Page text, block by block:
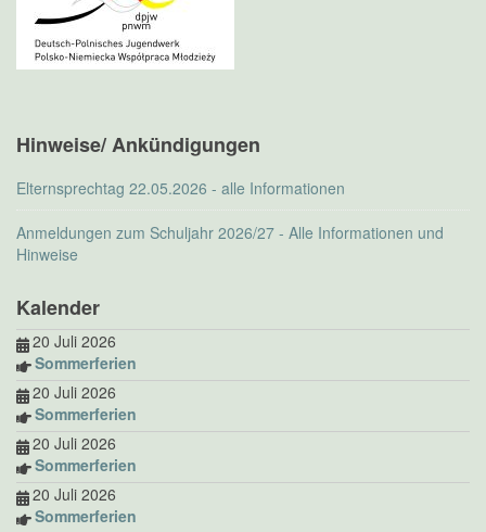
Hinweise/ Ankündigungen
Elternsprechtag 22.05.2026 - alle Informationen
Anmeldungen zum Schuljahr 2026/27 - Alle Informationen und
Hinweise
Kalender
20 Juli 2026
Sommerferien
20 Juli 2026
Sommerferien
20 Juli 2026
Sommerferien
20 Juli 2026
Sommerferien